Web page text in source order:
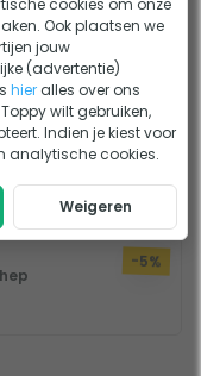
pizzaoven op gas
voor gebruik.
twee minuten.
pizza-
+
-5%
cookies om onze
Ook plaatsen we
jouw
(advertentie)
hier alles over ons
wilt gebruiken,
Indien je kiest voor
analytische cookies.
Weigeren